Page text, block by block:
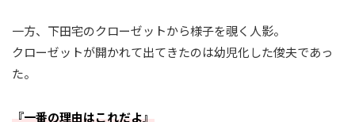
一方、下田宅のクローゼットから様子を覗く人影。
クローゼットが開かれて出てきたのは幼児化した俊夫であっ
た。
『一番の理由はこれだよ』